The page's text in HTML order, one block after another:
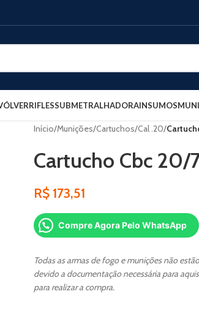
RIFLESSUBMETRALHADORAINSUMOS
Início/Munições/Cartuchos/Cal .20/
Cartucho Cbc
R$173,51
Compre Agora Pelo WhatsApp
Todas as armas de fogo e munições não
devido a documentação necessária para
para realizar a compra.